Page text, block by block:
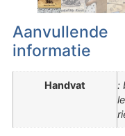
Aanvullende
informatie
Handvat
: